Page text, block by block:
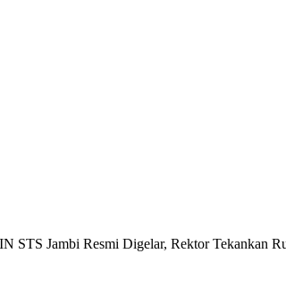
STS Jambi Resmi Digelar, Rektor Tekankan